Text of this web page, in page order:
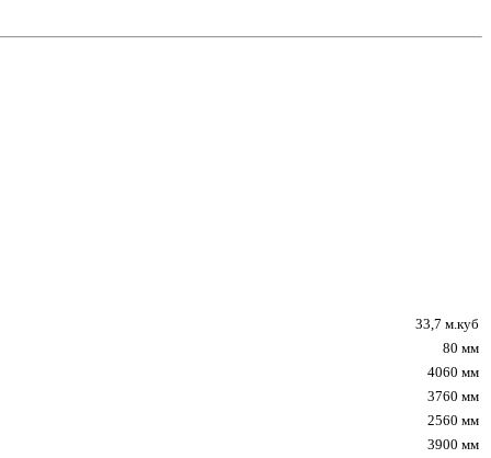
33,7 м.куб
80 мм
4060 мм
3760 мм
2560 мм
3900 мм